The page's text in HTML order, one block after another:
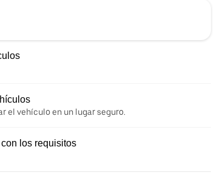
el vehículo en un lugar seguro.
los requisitos